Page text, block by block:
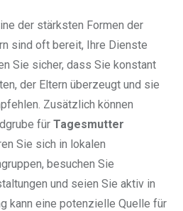
der stärksten Formen der
sind oft bereit, Ihre Dienste
Sie sicher, dass Sie konstant
der Eltern überzeugt und sie
Zusätzlich können
für Tagesmutter
Sie sich in lokalen
besuchen Sie
und seien Sie aktiv in
kann eine potenzielle Quelle für